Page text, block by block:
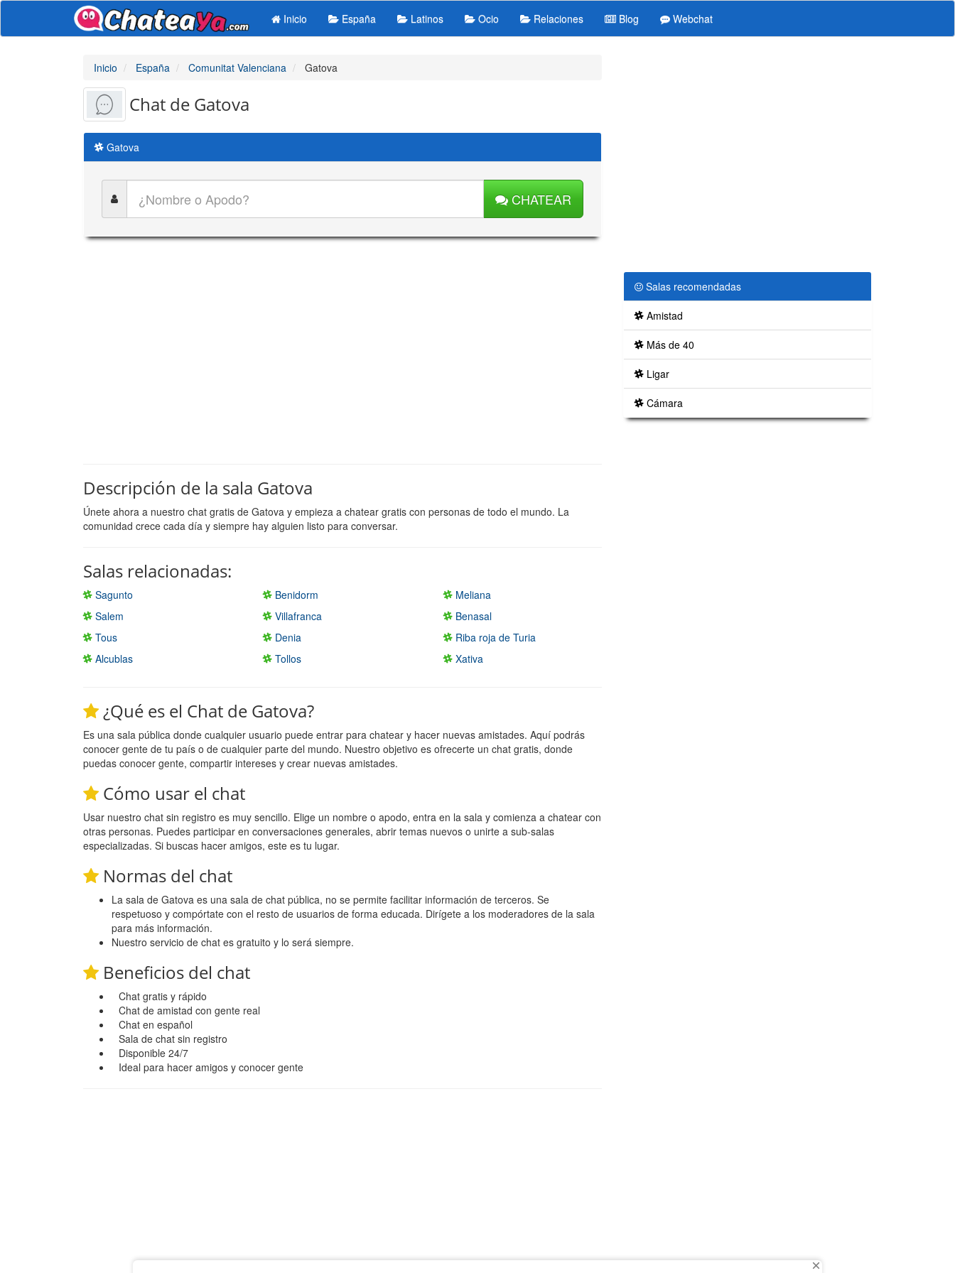
Inicio España Latinos Ocio Relaciones Blog Webchat
Inicio España Comunitat Valenciana Gatova
Chat de Gatova
Gatova
CHATEAR
Descripción de la sala Gatova
Únete ahora a nuestro chat gratis de Gatova y empieza a chatear gratis con personas de todo el mundo. La
comunidad crece cada día y siempre hay alguien listo para conversar.
Salas relacionadas:
Sagunto Benidorm
Meliana
Salem
Villafranca
Benasal
Tous
Denia
Riba roja de Turia
Alcublas
Tollos Xativa
¿Qué es el Chat de Gatova?
Es una sala pública donde cualquier usuario puede entrar para chatear y hacer nuevas amistades. Aquí podrás
conocer gente de tu país o de cualquier parte del mundo. Nuestro objetivo es ofrecerte un chat gratis, donde
puedas conocer gente, compartir intereses y crear nuevas amistades.
Cómo usar el chat
Usar nuestro chat sin registro es muy sencillo. Elige un nombre o apodo, entra en la sala y comienza a chatear con
otras personas. Puedes participar en conversaciones generales, abrir temas nuevos o unirte a sub-salas
especializadas. Si buscas hacer amigos, este es tu lugar.
Normas del chat
La sala de Gatova es una sala de chat pública, no se permite facilitar información de terceros. Se
respetuoso y compórtate con el resto de usuarios de forma educada. Dirígete a los moderadores de la sala
para más información.
Nuestro servicio de chat es gratuito y lo será siempre.
Beneficios del chat
Chat gratis y rápido
Chat de amistad con gente real
Chat en español
Sala de chat sin registro
Disponible 24/7
Ideal para hacer amigos y conocer gente
Salas recomendadas
Amistad
Más de 40
Ligar
Cámara